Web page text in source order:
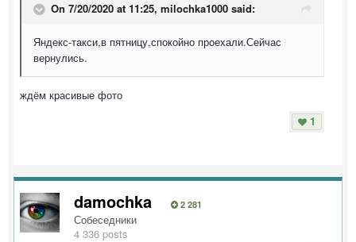
On 7/20/2020 at 11:25, milochka1000 said:
Яндекс-такси,в пятницу,спокойно проехали.Сейчас
вернулись.
ждём красивые фото
1
damochka 2 281
Собеседники
4 336 posts